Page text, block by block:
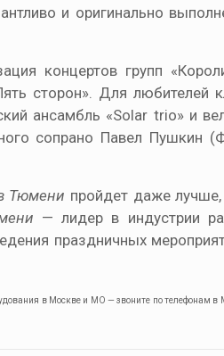
и оригинально
концертов групп
сторон». Для любителей
ансамбль «Solar trio» и
сопрано Павел Пушкин
Тюмени пройдет даже лучше,
— лидер в индустрии
праздничных
в Москве и МО — звоните по телефонам в